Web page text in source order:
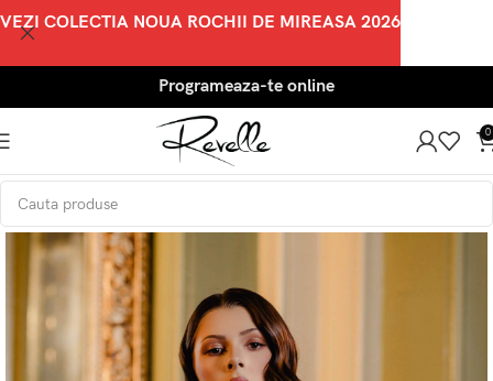
Programeaza-te online
0
VEZI COLECTIA NOUA ROCHII DE MIREASA 2026